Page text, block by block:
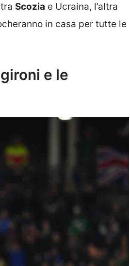
Scozia e Ucraina, l’altra
in casa per tutte le
e le